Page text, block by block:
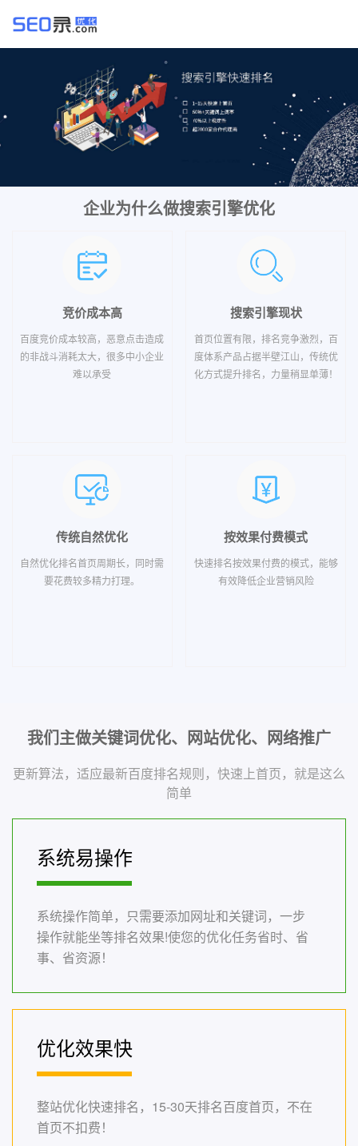
企业为什么做搜索引擎优化
竞价成本高
百度竞价成本较高，恶意点击造成
的非战斗消耗太大，很多中小企业
难以承受
搜索引擎现状
首页位置有限，排名竞争激烈，百
度体系产品占据半壁江山，传统优
化方式提升排名，力量稍显单薄！
传统自然优化
自然优化排名首页周期长，同时需
要花费较多精力打理。
按效果付费模式
快速排名按效果付费的模式，能够
有效降低企业营销风险
我们主做关键词优化、网站优化、网络推广
更新算法，适应最新百度排名规则，快速上首页，就是这么
简单
系统易操作
系统操作简单，只需要添加网址和关键词，一步
操作就能坐等排名效果!使您的优化任务省时、省
事、省资源！
优化效果快
整站优化快速排名，15-30天排名百度首页，不在
首页不扣费！